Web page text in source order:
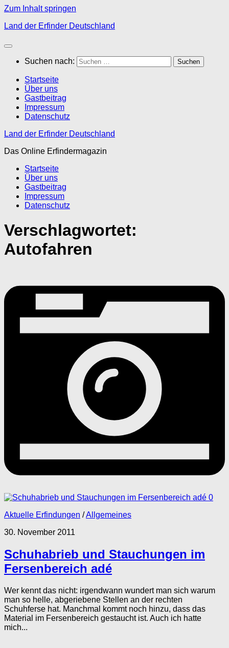
Zum Inhalt springen
Land der Erfinder Deutschland
Suchen nach:
Startseite
Über uns
Gastbeitrag
Impressum
Datenschutz
Land der Erfinder Deutschland
Das Online Erfindermagazin
Startseite
Über uns
Gastbeitrag
Impressum
Datenschutz
Verschlagwortet:
Autofahren
0
Aktuelle Erfindungen /Allgemeines
30. November 2011
Schuhabrieb und Stauchungen im
Fersenbereich adé
Wer kennt das nicht: irgendwann wundert man sich warum
man so helle, abgeriebene Stellen an der rechten
Schuhferse hat. Manchmal kommt noch hinzu, dass das
Material im Fersenbereich gestaucht ist. Auch ich hatte
mich...